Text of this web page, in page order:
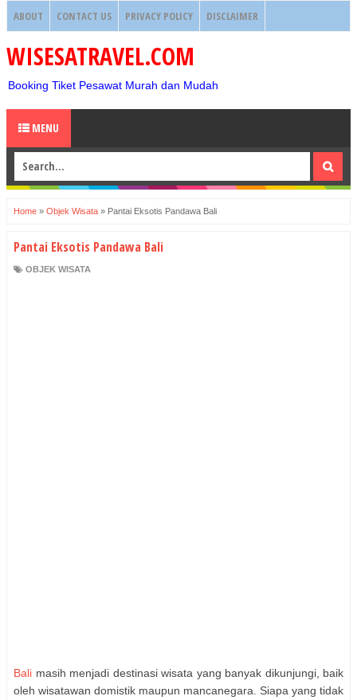
ABOUT CONTACT US PRIVACY POLICY DISCLAIMER
WISESATRAVEL.COM
Booking Tiket Pesawat Murah dan Mudah
MENU
Home » Objek Wisata » Pantai Eksotis Pandawa Bali
Pantai Eksotis Pandawa Bali
OBJEK WISATA
Bali masih menjadi destinasi wisata yang banyak dikunjungi, baik
oleh wisatawan domistik maupun mancanegara. Siapa yang tidak